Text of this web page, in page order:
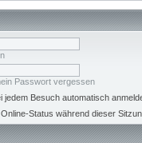
Passwort vergessen
jedem Besuch automatisch
Online-Status während dieser